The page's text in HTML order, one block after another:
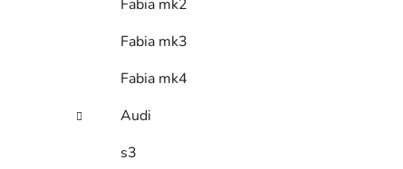
Fabia mk2
Fabia mk3
Fabia mk4
Audi
s3